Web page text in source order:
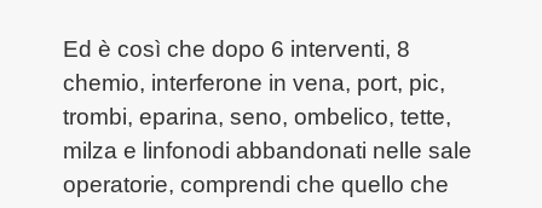
Ed è così che dopo 6 interventi, 8
chemio, interferone in vena, port, pic,
trombi, eparina, seno, ombelico, tette,
milza e linfonodi abbandonati nelle sale
operatorie, comprendi che quello che